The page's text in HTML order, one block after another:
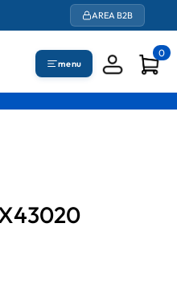
AREA B2B
menu
0